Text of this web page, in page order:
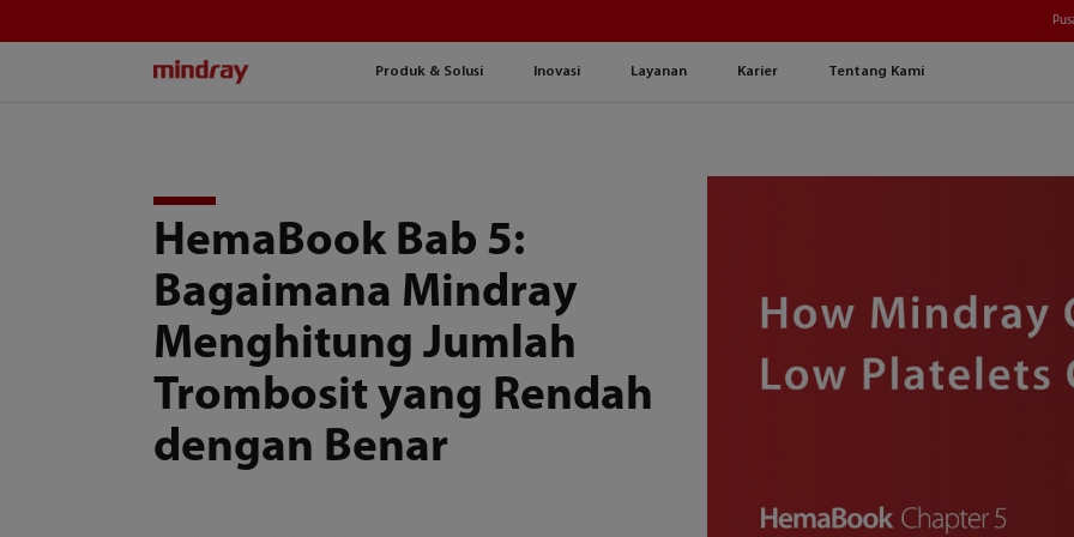
Produk & Solusi Inovasi Layanan Karier Tentang Kami
HemaBook Bab 5:
Bagaimana Mindray
Menghitung Jumlah
Trombosit yang Rendah
dengan Benar